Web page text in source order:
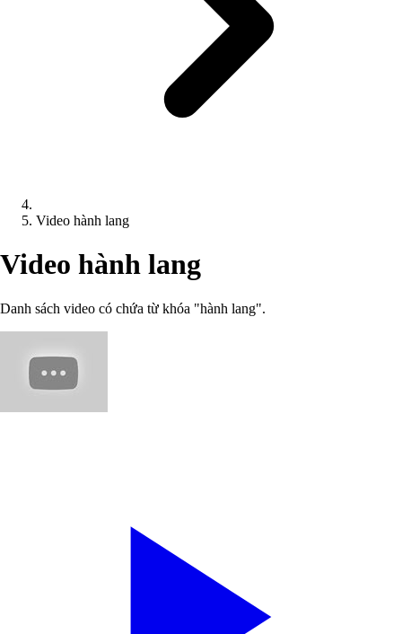
Video hành lang
Video hành lang
Danh sách video có chứa từ khóa "hành lang".